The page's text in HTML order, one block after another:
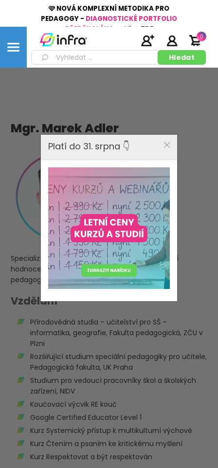
🩷 NOVÁ KOMPLEXNÍ METODIKA PRO
PEDAGOGY - DIAGNOSTICKÉ PORTFOLIO
PŘEDŠKOLÁKA
Více ZDE
0
Mgr. Marek Adler
Specializuje se na tandemovou výuku, formativní
hodnocení, využití ICT ve výuce, spolupráci
pedagogických pracovníků aj.
Vzdělání
Přírodovědná studia – učitelství pro SŠ –
informatika, geografie, Fakulta pedagogická, ZČU v
Plzni
Rozšiřující studium speciální pedagogiky pro učitele,
Pedagogická fakulta, UK Praha
Studium pro vedoucí pracovníky škol a školských
zařízení, NIDV
Koučovací výcvik RE kouč
Google Certified Educator Level 1
Kurz Systemický přístup k multikulturní výchově
Kurz Čtením a psaním ke kritickému myšlení
Kurz Respektovat a být respektován
Platí do 31. srpna 👇